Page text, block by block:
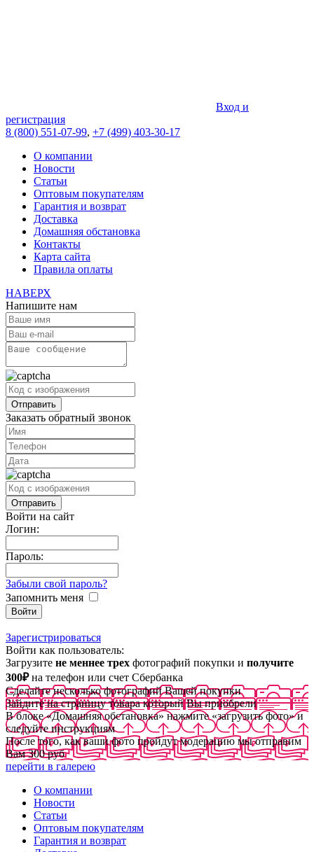
Вход и
регистрация
8 (800) 551-07-99, +7 (499) 403-30-17
О компании
Новости
Статьи
Оптовым покупателям
Гарантия и возврат
Доставка
Домашняя обстановка
Контакты
Карта сайта
Правила оплаты
НАВЕРХ
Напишите нам
Заказать обратный звонок
Войти на сайт
Логин:
Пароль:
Забыли свой пароль?
Запомнить меня
Зарегистрироваться
Войти как пользователь:
Загрузите не меннее трех фотографий покупки и получите
300₽на телефон или счет Сбербанка
Сделайте несколько фотографий Вашей покупки
Зайдите на страницу товара который Вы приобрели
В блоке «Домашняя обстановка» нажмите «загрузить фото» и
следуйте инструкциям
После того, как ваши фото пройдут модерацию мы отправим
Вам 300 руб
перейти в галерею
О компании
Новости
Статьи
Оптовым покупателям
Гарантия и возврат